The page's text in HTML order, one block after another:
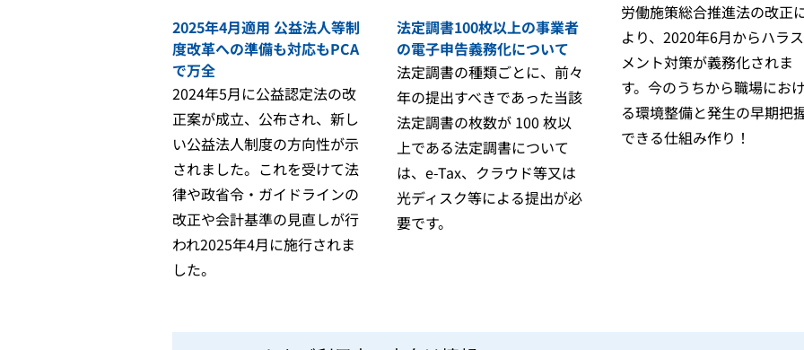
PCA Archの無料体験はこちら
販売管理
商魂・商管
クラウドの無料体験はこちら PCA Hubの無料体験はこちら
2025年4月適用 公益法人等制
度改革への準備も対応もPCA
で万全
2024年5月に公益認定法の改
正案が成立、公布され、新し
い公益法人制度の方向性が示
されました。これを受けて法
律や政省令・ガイドラインの
改正や会計基準の見直しが行
われ2025年4月に施行されま
した。
法定調書100枚以上の事業者
の電子申告義務化について
法定調書の種類ごとに、前々
年の提出すべきであった当該
法定調書の枚数が 100 枚以
上である法定調書について
は、e-Tax、クラウド等又は
光ディスク等による提出が必
要です。
労働施策総合推進法の改正
より、2020年6月からハラス
メント対策が義務化されま
す。今のうちから職場にお
る環境整備と発生の早期把
できる仕組み作り！